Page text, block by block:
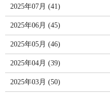
2025年07月 (41)
2025年06月 (45)
2025年05月 (46)
2025年04月 (39)
2025年03月 (50)